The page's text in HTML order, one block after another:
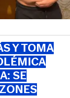
Y TOMA
SE